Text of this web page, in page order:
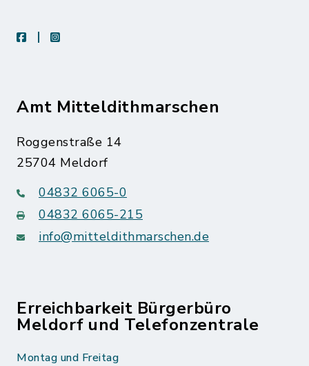
facebookinstagram
Amt Mitteldithmarschen
Roggenstraße 14
25704 Meldorf
04832 6065-0
04832 6065-215
info@mitteldithmarschen.de
Erreichbarkeit Bürgerbüro
Meldorf und Telefonzentrale
Montag und Freitag